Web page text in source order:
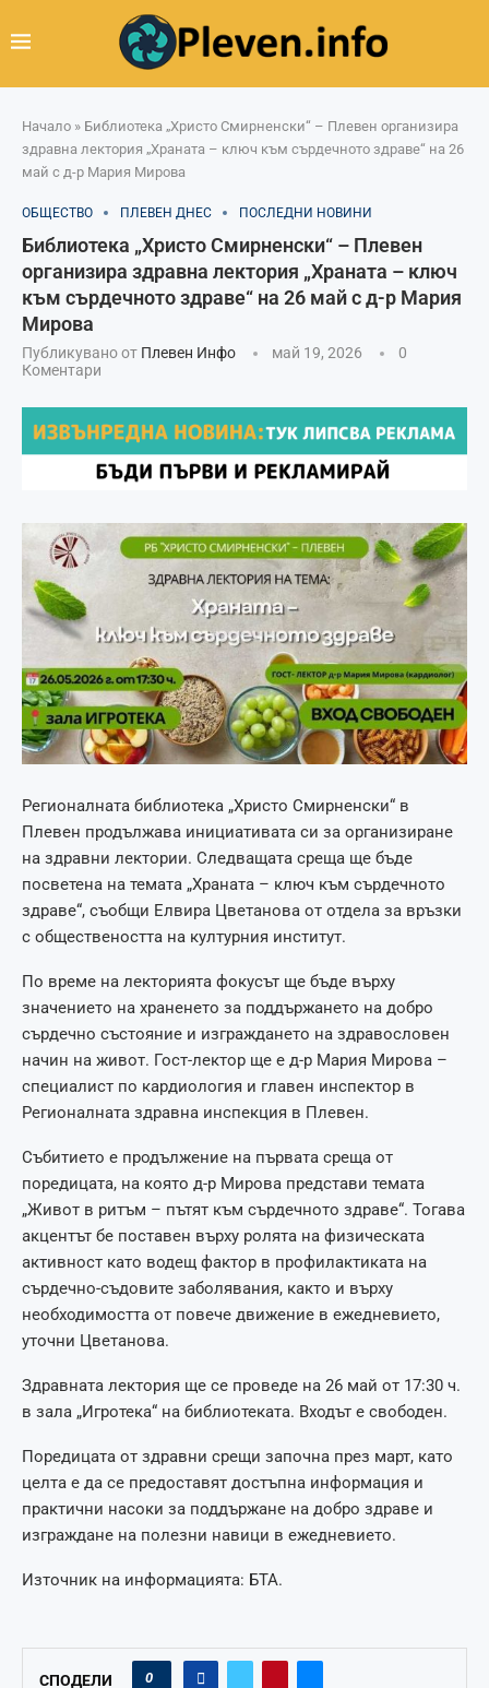
Начало » Библиотека „Христо Смирненски“ – Плевен организира
здравна лектория „Храната – ключ към сърдечното здраве“ на 26
май с д-р Мария Мирова
ОБЩЕСТВО ПЛЕВЕН ДНЕС ПОСЛЕДНИ НОВИНИ
Библиотека „Христо Смирненски“ – Плевен
организира здравна лектория „Храната – ключ
към сърдечното здраве“ на 26 май с д-р Мария
Мирова
Публикувано от Плевен Инфо май 19, 2026
0
Коментари
Регионалната библиотека „Христо Смирненски“ в
Плевен продължава инициативата си за организиране
на здравни лектории. Следващата среща ще бъде
посветена на темата „Храната – ключ към сърдечното
здраве“, съобщи Елвира Цветанова от отдела за връзки
с обществеността на културния институт.
По време на лекторията фокусът ще бъде върху
значението на храненето за поддържането на добро
сърдечно състояние и изграждането на здравословен
начин на живот. Гост-лектор ще е д-р Мария Мирова –
специалист по кардиология и главен инспектор в
Регионалната здравна инспекция в Плевен.
Събитието е продължение на първата среща от
поредицата, на която д-р Мирова представи темата
„Живот в ритъм – пътят към сърдечното здраве“. Тогава
акцентът бе поставен върху ролята на физическата
активност като водещ фактор в профилактиката на
сърдечно-съдовите заболявания, както и върху
необходимостта от повече движение в ежедневието,
уточни Цветанова.
Здравната лектория ще се проведе на 26 май от 17:30 ч.
в зала „Игротека“ на библиотеката. Входът е свободен.
Поредицата от здравни срещи започна през март, като
целта е да се предоставят достъпна информация и
практични насоки за поддържане на добро здраве и
изграждане на полезни навици в ежедневието.
Източник на информацията: БТА.
СПОДЕЛИ 0